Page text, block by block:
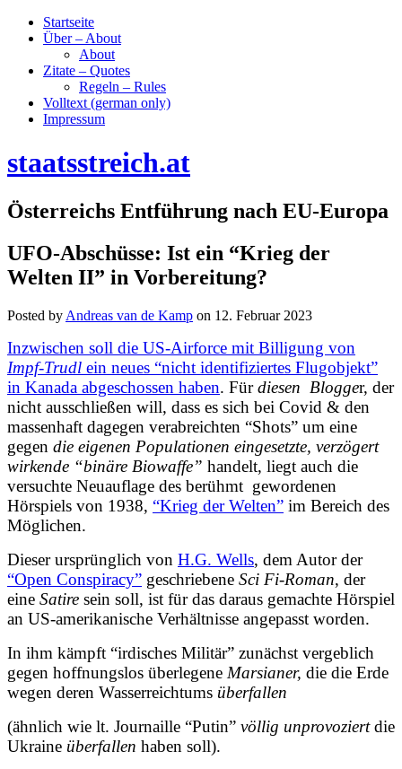
Startseite
Über – About
About
Zitate – Quotes
Regeln – Rules
Volltext (german only)
Impressum
staatsstreich.at
Österreichs Entführung nach EU-Europa
UFO-Abschüsse: Ist ein “Krieg der
Welten II” in Vorbereitung?
Posted by Andreas van de Kamp on 12. Februar 2023
Inzwischen soll die US-Airforce mit Billigung von
Impf-Trudl ein neues “nicht identifiziertes Flugobjekt”
in Kanada abgeschossen haben. Fürdiesen Blogger, der
nicht ausschließen will, dass es sich bei Covid & den
massenhaft dagegen verabreichten “Shots” um eine
gegen die eigenen Populationen eingesetzte, verzögert
wirkende “binäre Biowaffe” handelt, liegt auch die
versuchte Neuauflage des berühmt gewordenen
Hörspiels von 1938, “Krieg der Welten” im Bereich des
Möglichen.
Dieser ursprünglich von H.G. Wells, dem Autor der
“Open Conspiracy” geschriebene Sci Fi-Roman, der
eine Satire sein soll, ist für das daraus gemachte Hörspiel
an US-amerikanische Verhältnisse angepasst worden.
In ihm kämpft “irdisches Militär” zunächst vergeblich
gegen hoffnungslos überlegene Marsianer, die die Erde
wegen deren Wasserreichtums überfallen
(ähnlich wie lt. Journaille “Putin” völlig unprovoziertdie
Ukraine überfallen haben soll).